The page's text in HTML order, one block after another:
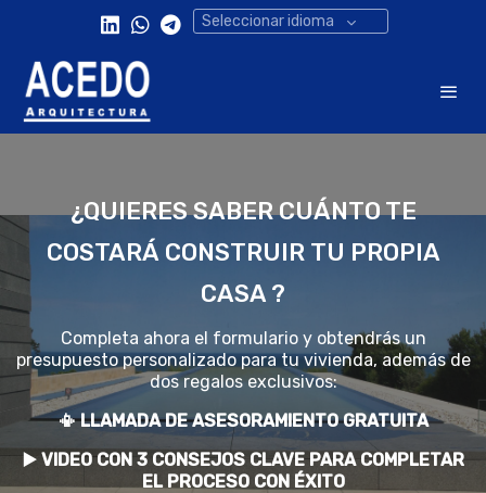
Seleccionar idioma
¿QUIERES SABER CUÁNTO TE
COSTARÁ CONSTRUIR TU PROPIA
CASA ?
Completa ahora el formulario y obtendrás un
presupuesto personalizado para tu vivienda, además de
dos regalos exclusivos:
​📳​ LLAMADA DE ASESORAMIENTO GRATUITA
▶️​ VIDEO CON 3 CONSEJOS CLAVE PARA COMPLETAR
EL PROCESO CON ÉXITO